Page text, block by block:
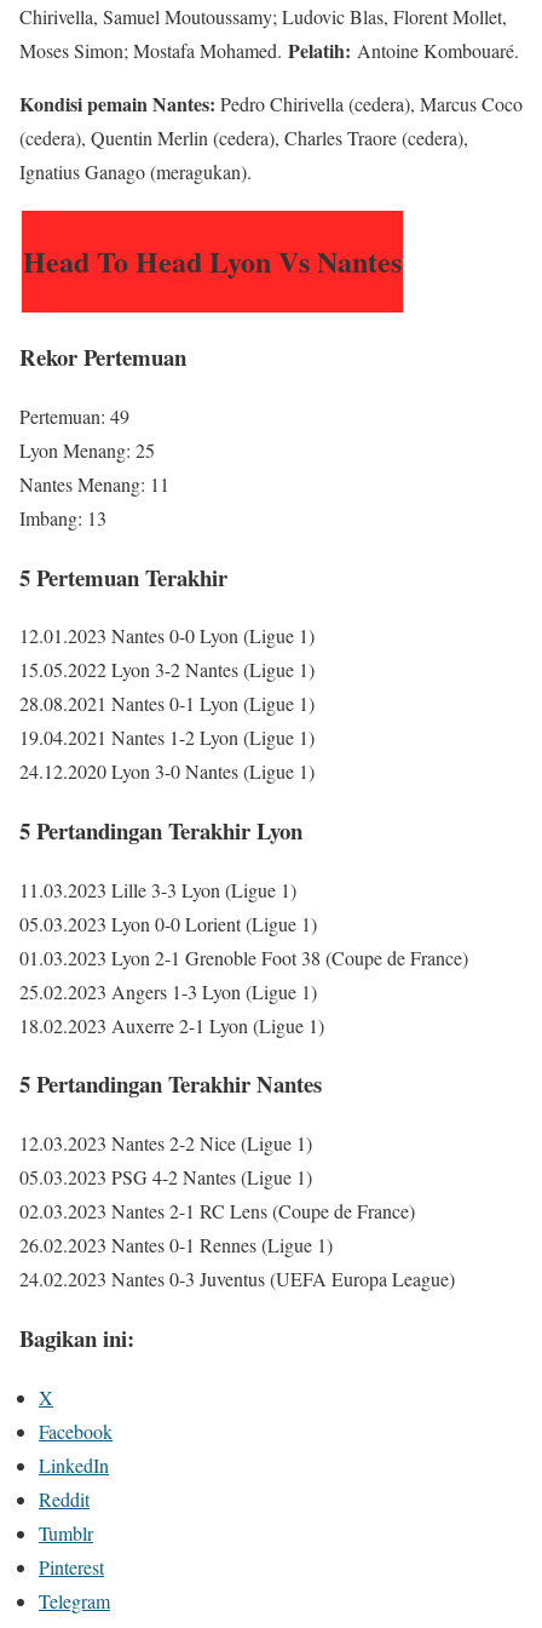
Chirivella, Samuel Moutoussamy; Ludovic Blas, Florent Mollet,
Moses Simon; Mostafa Mohamed. Pelatih: Antoine Kombouaré.
Kondisi pemain Nantes: Pedro Chirivella (cedera), Marcus Coco
(cedera), Quentin Merlin (cedera), Charles Traore (cedera),
Ignatius Ganago (meragukan).
Head To Head Lyon Vs Nantes
Rekor Pertemuan
Pertemuan: 49
Lyon Menang: 25
Nantes Menang: 11
Imbang: 13
5 Pertemuan Terakhir
12.01.2023 Nantes 0-0 Lyon (Ligue 1)
15.05.2022 Lyon 3-2 Nantes (Ligue 1)
28.08.2021 Nantes 0-1 Lyon (Ligue 1)
19.04.2021 Nantes 1-2 Lyon (Ligue 1)
24.12.2020 Lyon 3-0 Nantes (Ligue 1)
5 Pertandingan Terakhir Lyon
11.03.2023 Lille 3-3 Lyon (Ligue 1)
05.03.2023 Lyon 0-0 Lorient (Ligue 1)
01.03.2023 Lyon 2-1 Grenoble Foot 38 (Coupe de France)
25.02.2023 Angers 1-3 Lyon (Ligue 1)
18.02.2023 Auxerre 2-1 Lyon (Ligue 1)
5 Pertandingan Terakhir Nantes
12.03.2023 Nantes 2-2 Nice (Ligue 1)
05.03.2023 PSG 4-2 Nantes (Ligue 1)
02.03.2023 Nantes 2-1 RC Lens (Coupe de France)
26.02.2023 Nantes 0-1 Rennes (Ligue 1)
24.02.2023 Nantes 0-3 Juventus (UEFA Europa League)
Bagikan ini:
X
Facebook
LinkedIn
Reddit
Tumblr
Pinterest
Telegram